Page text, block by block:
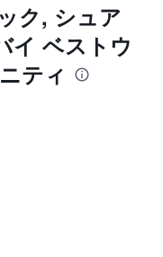
ク, シュア
イ ベストウ
ティ